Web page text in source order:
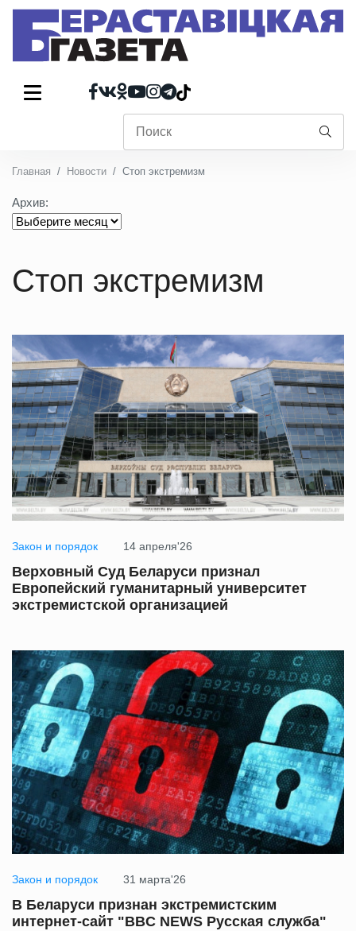
Главная Новости Стоп экстремизм
Архив:
Стоп экстремизм
Закон и порядок 14 апреля'26
Верховный Суд Беларуси признал
Европейский гуманитарный университет
экстремистской организацией
Закон и порядок 31 марта'26
В Беларуси признан экстремистским
интернет-сайт "BBC NEWS Русская служба"